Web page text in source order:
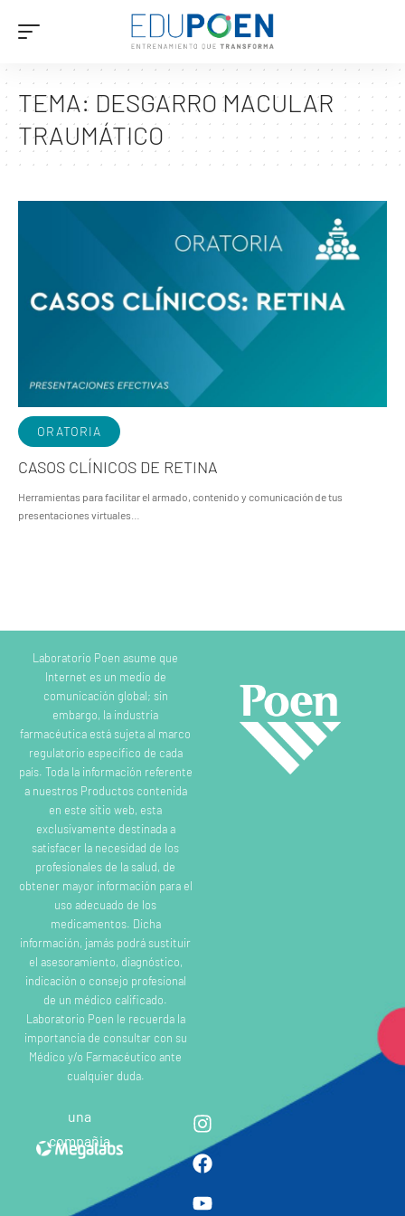
TEMA: DESGARRO MACULAR
TRAUMÁTICO
ORATORIA
CASOS CLÍNICOS DE RETINA
Herramientas para facilitar el armado, contenido y comunicación de tus
presentaciones virtuales…
Laboratorio Poen asume que
Internet es un medio de
comunicación global; sin
embargo, la industria
farmacéutica está sujeta al marco
regulatorio específico de cada
país. Toda la información referente
a nuestros Productos contenida
en este sitio web, esta
exclusivamente destinada a
satisfacer la necesidad de los
profesionales de la salud, de
obtener mayor información para el
uso adecuado de los
medicamentos. Dicha
información, jamás podrá sustituir
el asesoramiento, diagnóstico,
indicación o consejo profesional
de un médico calificado.
Laboratorio Poen le recuerda la
importancia de consultar con su
Médico y/o Farmacéutico ante
cualquier duda.
una
compañia